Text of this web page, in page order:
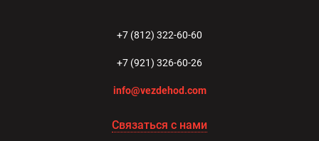
+7 (812) 322-60-60
+7 (921) 326-60-26
info@vezdehod.com
Связаться с нами